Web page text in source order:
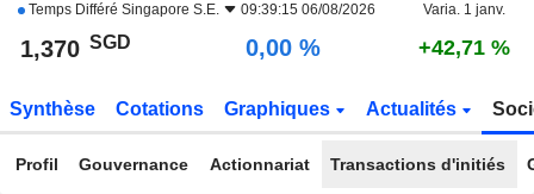
Temps Différé Singapore S.E. 09:39:15 06/08/2026 Varia. 1 janv.
1,370 SGD 0,00 % +42,71 %
Synthèse Cotations Graphiques Actualités
Profil Gouvernance Actionnariat Transactions d'initiés